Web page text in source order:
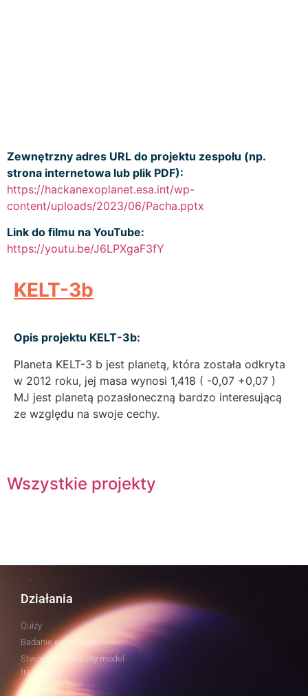
Zewnętrzny adres URL do projektu zespołu (np.
strona internetowa lub plik PDF):
https://hackanexoplanet.esa.int/wp-
content/uploads/2023/06/Pacha.pptx
Link do filmu na YouTube:
https://youtu.be/J6LPXgaF3fY
KELT-3b
Opis projektu KELT-3b:
Planeta KELT-3 b jest planetą, która została odkryta
w 2012 roku, jej masa wynosi 1,418 ( -0,07 +0,07 )
MJ jest planetą pozasłoneczną bardzo interesującą
ze względu na swoje cechy.
Wszystkie projekty
Działania
Quizy
Badanie egzoplanet
Stwórz swój własny model
tranzytowy